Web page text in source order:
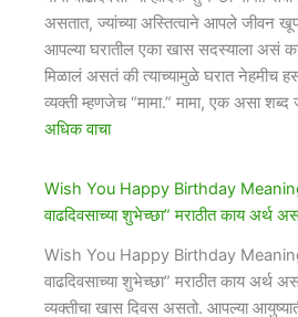
असतात, ज्यांच्या अस्तित्वाने आपले जीवन
आपल्या घरातील एका खास सदस्याला असं
मिळालं असतं की त्याच्यामुळे घरात नेहमीच
व्यक्ती म्हणजेच “मामा.” मामा, एक असा
अधिक वाचा
Wish You Happy Birthday
वाढदिवसाच्या शुभेच्छा” मराठीत काय अर्थ
Wish You Happy Birthday
वाढदिवसाच्या शुभेच्छा” मराठीत काय अर्थ
व्यक्तीचा खास दिवस असतो. आपल्या